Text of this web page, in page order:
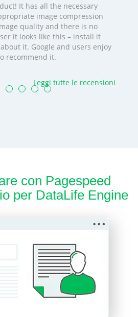
It has all the necessary
image compression
quality and there is no
it looks like this – install it
it. Google and users enjoy
recommend it.
Leggi tutte le recensioni
con Pagespeed
per DataLife Engine